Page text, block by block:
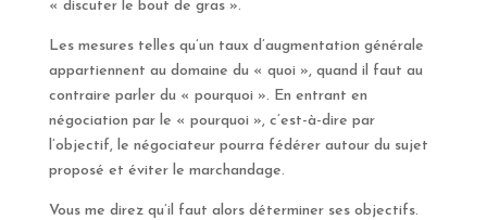
« discuter le bout de gras ».
Les mesures telles qu’un taux d’augmentation générale
appartiennent au domaine du « quoi », quand il faut au
contraire parler du « pourquoi ». En entrant en
négociation par le « pourquoi », c’est-à-dire par
l’objectif, le négociateur pourra fédérer autour du sujet
proposé et éviter le marchandage.
Vous me direz qu’il faut alors déterminer ses objectifs.